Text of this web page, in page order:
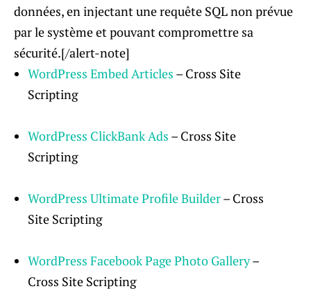
données, en injectant une requête SQL non prévue
par le système et pouvant compromettre sa
sécurité.[/alert-note]
WordPress Embed Articles – Cross Site
Scripting
WordPress ClickBank Ads – Cross Site
Scripting
WordPress Ultimate Profile Builder– Cross
Site Scripting
WordPress Facebook Page Photo Gallery–
Cross Site Scripting